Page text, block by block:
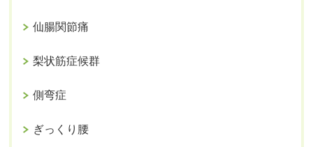
仙腸関節痛
梨状筋症候群
側弯症
ぎっくり腰